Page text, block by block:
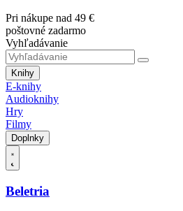
Pri nákupe nad 49 €
poštovné zadarmo
Vyhľadávanie
Knihy
E-knihy
Audioknihy
Hry
Filmy
Doplnky
Beletria